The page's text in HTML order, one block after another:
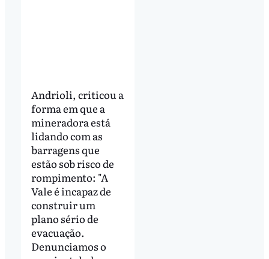
Andrioli, criticou a
forma em que a
mineradora está
lidando com as
barragens que
estão sob risco de
rompimento: "A
Vale é incapaz de
construir um
plano sério de
evacuação.
Denunciamos o